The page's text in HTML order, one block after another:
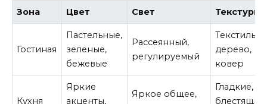
Зона Цвет Свет Текстуры
Гостиная
Пастельные,
зеленые,
бежевые
Рассеянный,
регулируемый
Текстиль,
дерево,
ковер
Кухня
Яркие
акценты,
Яркое общее,
Гладкие,
блестящие,